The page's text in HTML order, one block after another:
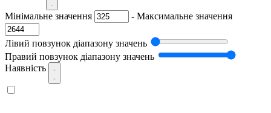
Мінімальне значення - Максимальне значення
Лівий повзунок діапазону значень
Правий повзунок діапазону значень
Наявність